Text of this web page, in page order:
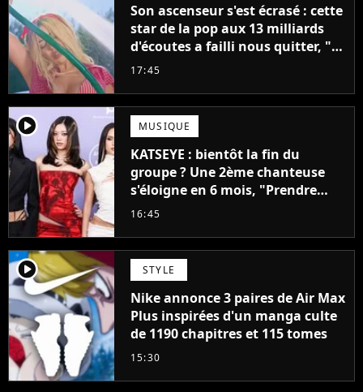
Son ascenseur s'est écrasé : cette
star de la pop aux 13 milliards
d'écoutes a failli nous quitter, "Je
pensais ne plus jamais chanter"
17:45
player2 MUSIQUE
KATSEYE : bientôt la fin du
groupe ? Une 2ème chanteuse
s'éloigne en 6 mois, "Prendre
cette décision n’a pas été facile"
16:45
player2 STYLE
Nike annonce 3 paires de Air Max
Plus inspirées d'un manga culte
de 1190 chapitres et 115 tomes
15:30